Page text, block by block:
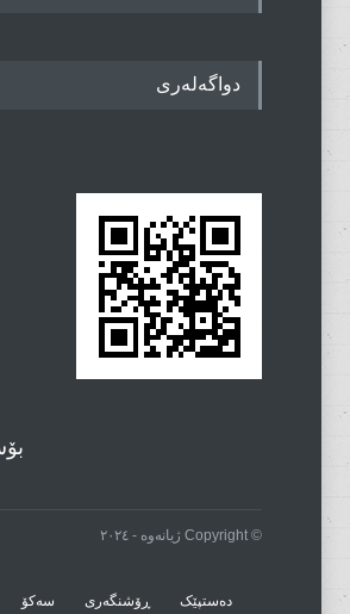
دواگەلەری
© Copyright ژیانەوە - ٢٠٢٤
دەستپێک ڕۆشنگەری سەکۆ